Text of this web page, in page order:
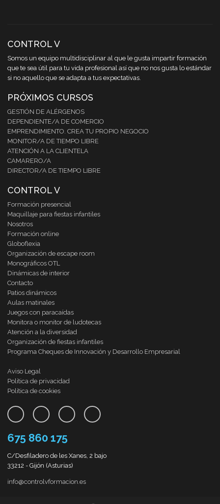
CONTROL V
Somos un equipo multidisciplinar al que le gusta impartir formación
que te sea útil para tu vida profesional así que no nos gusta lo estándar
si no aquello que se adapta a tus expectativas.
PRÓXIMOS CURSOS
GESTIÓN DE ALÉRGENOS
DEPENDIENTE/A DE COMERCIO
EMPRENDIMIENTO. CREA TU PROPIO NEGOCIO
MONITOR/A DE TIEMPO LIBRE
ATENCIÓN A LA CLIENTELA
CAMARERO/A
DIRECTOR/A DE TIEMPO LIBRE
CONTROL V
Formación presencial
Maquillaje para fiestas infantiles
Nosotros
Formación online
Globoflexia
Organización de escape room
Monográficos OTL
Dinámicas de interior
Contacto
Patios dinámicos
Aulas matinales
Juegos con paracaídas
Monitora o monitor de ludotecas
Atención a la diversidad
Organización de fiestas infantiles
Programa Cheques de Innovación y Desarrollo Empresarial
Aviso Legal
Política de privacidad
Política de cookies
675 860 175
C/Desfiladero de les Xanes, 2 bajo
33212 - Gijón (Asturias)
info@controlvformacion.es